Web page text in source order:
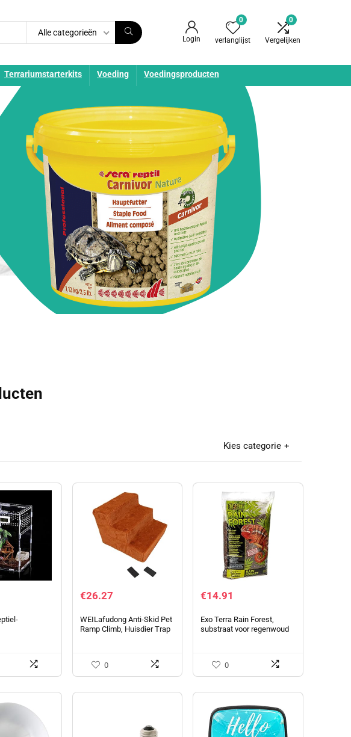
Alle categorieën
Login
0
verlanglijst
0
Vergelijken
Terrariumstarterkits Voeding Voedingsproducten
Kies categorie
huis…
€26.27
WEILafudong Anti-Skid Pet
Ramp Climb, Huisdier Trap
0
€14.91
Exo Terra Rain Forest,
substraat voor regenwoud
0